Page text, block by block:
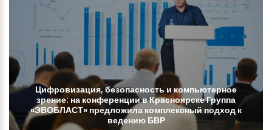
Цифровизация, безопасность и компьютерное
зрение: на конференциивКрасноярскеГруппа
«ЭВОБЛАСТ» предложила комплексный подход к
ведению БВР